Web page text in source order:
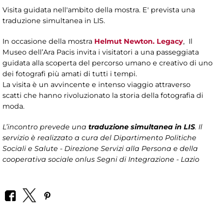
Visita guidata nell'ambito della mostra. E' prevista una
traduzione simultanea in LIS.
In occasione della mostra Helmut Newton. Legacy, Il
Museo dell’Ara Pacis invita i visitatori a una passeggiata
guidata alla scoperta del percorso umano e creativo di uno
dei fotografi più amati di tutti i tempi.
La visita è un avvincente e intenso viaggio attraverso
scatti che hanno rivoluzionato la storia della fotografia di
moda.
L’incontro prevede una traduzione simultanea in LIS. Il
servizio è realizzato a cura del Dipartimento Politiche
Sociali e Salute - Direzione Servizi alla Persona e della
cooperativa sociale onlus Segni di Integrazione - Lazio